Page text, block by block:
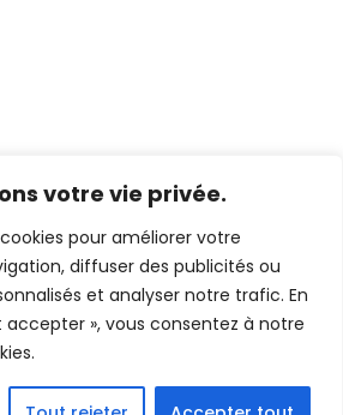
votre vie privée.
pour améliorer votre
diffuser des publicités ou
et analyser notre trafic. En
accepter », vous consentez à notre
YOSOY studio